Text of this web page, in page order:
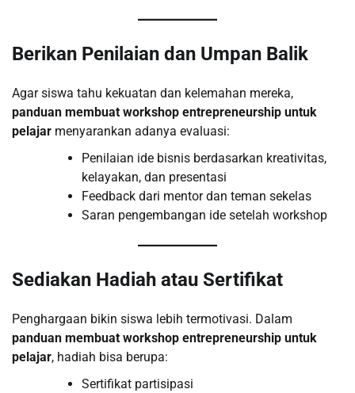
Berikan Penilaian dan Umpan Balik
Agar siswa tahu kekuatan dan kelemahan mereka,
panduan membuat workshop entrepreneurship untuk
pelajar menyarankan adanya evaluasi:
Penilaian ide bisnis berdasarkan kreativitas,
kelayakan, dan presentasi
Feedback dari mentor dan teman sekelas
Saran pengembangan ide setelah workshop
Sediakan Hadiah atau Sertifikat
Penghargaan bikin siswa lebih termotivasi. Dalam
panduan membuat workshop entrepreneurship untuk
pelajar, hadiah bisa berupa:
Sertifikat partisipasi